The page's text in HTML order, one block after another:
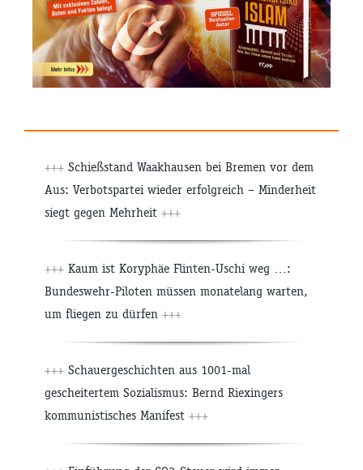
+++ Schießstand Waakhausen bei Bremen vor dem
Aus: Verbotspartei wieder erfolgreich – Minderheit
siegt gegen Mehrheit +++
+++ Kaum ist Koryphäe Flinten-Uschi weg …:
Bundeswehr-Piloten müssen monatelang warten,
um fliegen zu dürfen +++
+++ Schauergeschichten aus 1001-mal
gescheitertem Sozialismus: Bernd Riexingers
kommunistisches Manifest +++